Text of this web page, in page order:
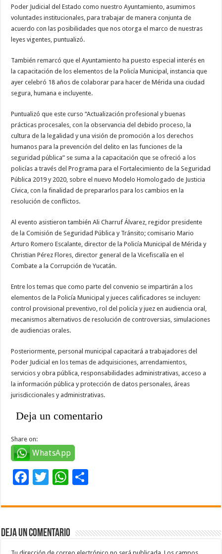
Poder Judicial del Estado como nuestro Ayuntamiento, asumimos
voluntades institucionales, para trabajar de manera conjunta de
acuerdo con las posibilidades que nos otorga el marco de nuestras
leyes vigentes, puntualizó.
También remarcó que el Ayuntamiento ha puesto especial interés en
la capacitación de los elementos de la Policía Municipal, instancia que
ayer celebró 18 años de colaborar para hacer de Mérida una ciudad
segura, humana e incluyente.
Puntualizó que este curso “Actualización profesional y buenas
prácticas procesales, con la observancia del debido proceso, la
cultura de la legalidad y una visión de promoción a los derechos
humanos para la prevención del delito en las funciones de la
seguridad pública” se suma a la capacitación que se ofreció a los
policías a través del Programa para el Fortalecimiento de la Seguridad
Pública 2019 y 2020, sobre el nuevo Modelo Homologado de Justicia
Cívica, con la finalidad de prepararlos para los cambios en la
resolución de conflictos.
Al evento asistieron también Ali Charruf Álvarez, regidor presidente
de la Comisión de Seguridad Pública y Tránsito; comisario Mario
Arturo Romero Escalante, director de la Policía Municipal de Mérida y
Christian Pérez Flores, director general de la Vicefiscalía en el
Combate a la Corrupción de Yucatán.
Entre los temas que como parte del convenio se impartirán a los
elementos de la Policía Municipal y jueces calificadores se incluyen:
control provisional preventivo, rol del policía y juez en audiencia oral,
mecanismos alternativos de resolución de controversias, simulaciones
de audiencias orales.
Posteriormente, personal municipal capacitará a trabajadores del
Poder Judicial en los temas de adquisiciones, arrendamientos,
servicios y obra pública, responsabilidades administrativas, acceso a
la información pública y protección de datos personales, áreas
jurisdiccionales y administrativas.
Deja un comentario
Share on:
WhatsApp
F
e
b
o
T
tt
er
W
at
sA
p
m
ar
Deja un comentario